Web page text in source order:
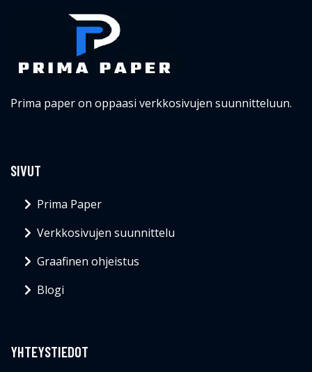
Prima paper on oppaasi verkkosivujen suunnitteluun.
SIVUT
Prima Paper
Verkkosivujen suunnittelu
Graafinen ohjeistus
Blogi
YHTEYSTIEDOT